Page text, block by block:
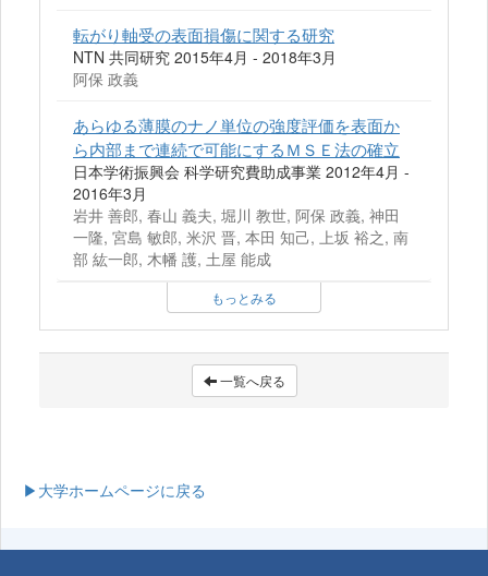
転がり軸受の表面損傷に関する研究
NTN 共同研究 2015年4月 - 2018年3月
阿保 政義
あらゆる薄膜のナノ単位の強度評価を表面か
ら内部まで連続で可能にするＭＳＥ法の確立
日本学術振興会 科学研究費助成事業 2012年4月 -
2016年3月
岩井 善郎, 春山 義夫, 堀川 教世, 阿保 政義, 神田
一隆, 宮島 敏郎, 米沢 晋, 本田 知己, 上坂 裕之, 南
部 紘一郎, 木幡 護, 土屋 能成
もっとみる
一覧へ戻る
▶大学ホームページに戻る